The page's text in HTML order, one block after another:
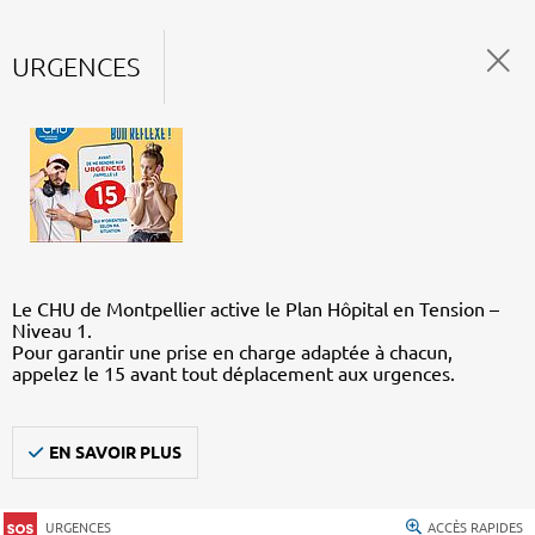
URGENCES
Le CHU de Montpellier active le Plan Hôpital en Tension –
Niveau 1.
Pour garantir une prise en charge adaptée à chacun,
appelez le 15 avant tout déplacement aux urgences.
EN SAVOIR PLUS
URGENCES ACCÈS RAPIDES